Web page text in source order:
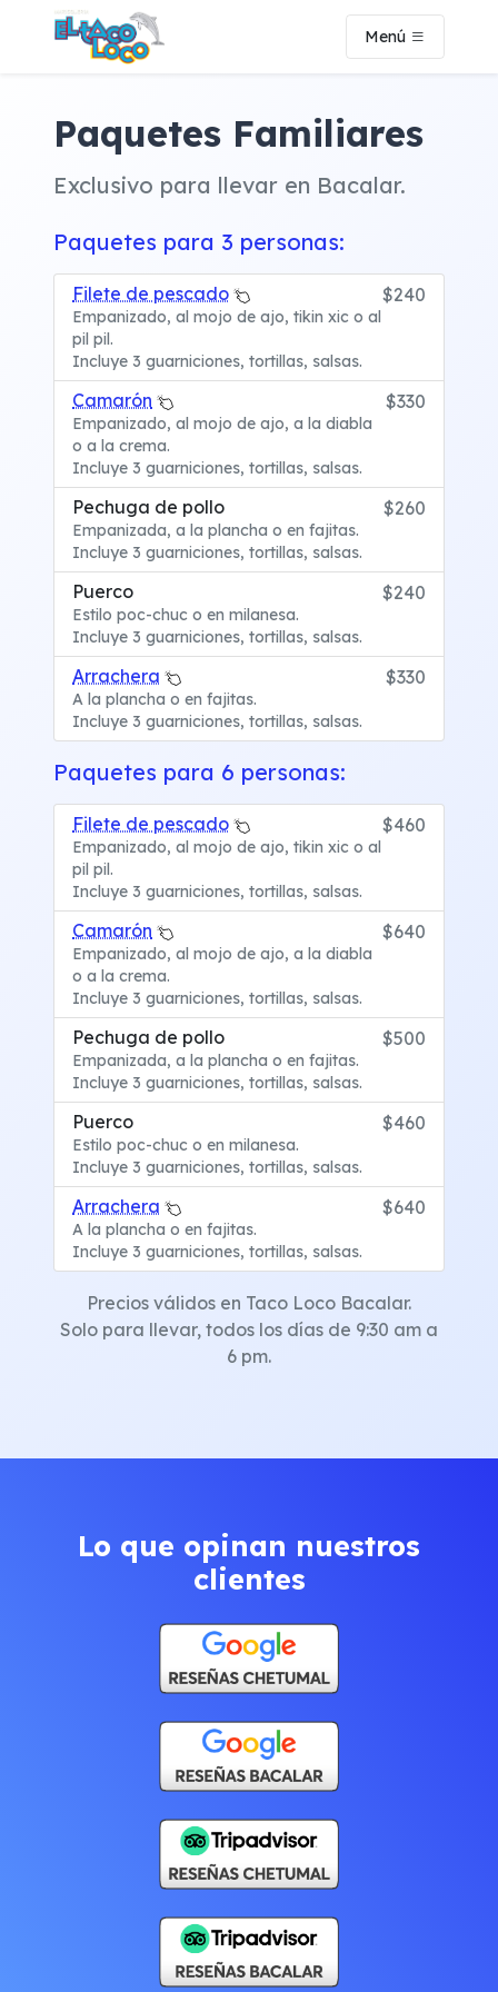
Menú
Paquetes Familiares
Exclusivo para llevar en Bacalar.
Paquetes para 3 personas:
Filete de pescado
Empanizado, al mojo de ajo, tikin xic o al
pil pil.
Incluye 3 guarniciones, tortillas, salsas.
$240
Camarón
Empanizado, al mojo de ajo, a la diabla
o a la crema.
Incluye 3 guarniciones, tortillas, salsas.
$330
Pechuga de pollo
Empanizada, a la plancha o en fajitas.
Incluye 3 guarniciones, tortillas, salsas.
$260
Puerco
Estilo poc-chuc o en milanesa.
Incluye 3 guarniciones, tortillas, salsas.
$240
Arrachera
A la plancha o en fajitas.
Incluye 3 guarniciones, tortillas, salsas.
$330
Paquetes para 6 personas:
Filete de pescado
Empanizado, al mojo de ajo, tikin xic o al
pil pil.
Incluye 3 guarniciones, tortillas, salsas.
$460
Camarón
Empanizado, al mojo de ajo, a la diabla
o a la crema.
Incluye 3 guarniciones, tortillas, salsas.
$640
Pechuga de pollo
Empanizada, a la plancha o en fajitas.
Incluye 3 guarniciones, tortillas, salsas.
$500
Puerco
Estilo poc-chuc o en milanesa.
Incluye 3 guarniciones, tortillas, salsas.
$460
Arrachera
A la plancha o en fajitas.
Incluye 3 guarniciones, tortillas, salsas.
$640
Precios válidos en Taco Loco Bacalar.
Solo para llevar, todos los días de 9:30 am a
6 pm.
Lo que opinan nuestros
clientes